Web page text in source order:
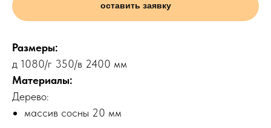
оставить заявку
Размеры:
д 1080/г 350/в 2400 мм
Материалы:
Дерево:
массив сосны 20 мм